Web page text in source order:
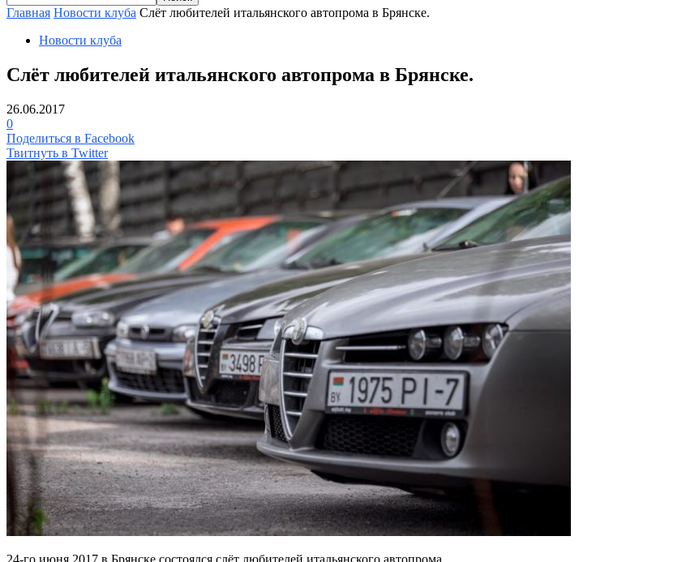
Главная Новости клуба Слёт любителей итальянского автопрома в Брянске.
Новости клуба
Слёт любителей итальянского автопрома в Брянске.
26.06.2017
0
Поделиться в Facebook
Твитнуть в Twitter
24-го июня 2017 в Брянске состоялся слёт любителей итальянского автопрома.